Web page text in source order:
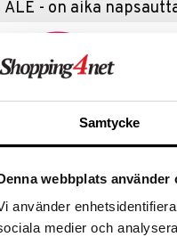
Samtycke
webbplats använder
använder
medier och
ALE - on aika
Suunnittelu: Kay Bojesen